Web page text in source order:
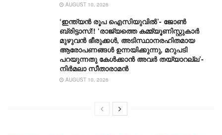
AUGUST 10, 2026
‘ഇന്ത്യൻ രൂപ ഐസിയുവിൽ’- ജോൺ
ബ്രിട്ടാസ്!! ‘രാജ്യത്തെ കമ്മ്യൂണിസ്റ്റുകാർ
മുഴുവൻ ഭീരുക്കൾ, അടിസ്ഥാനരഹിതമായ
ആരോപണങ്ങൾ ഉന്നയിക്കുന്നു, മറുപടി
പറയുന്നതു കേൾക്കാൻ അവർ തയ്യാറല്ല’-
നിർമലാ സീതാരാമൻ
AUGUST 10, 2026